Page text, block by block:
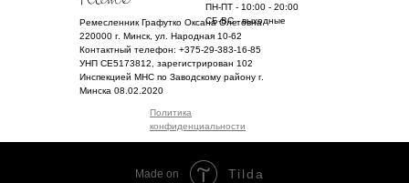
Политика
конфиденциальности
ПН-ПТ - 10:00 - 20:00
СБ-ВС - выходные
Ремесленник Графутко Оксана Олеговна
220000 г. Минск, ул. Народная 10-62
Контактный телефон: +375-29-383-16-85
УНП CE5173812, зарегистрирован 102
Инспекцией МНС по Заводскому району г.
Минска 08.02.2020
Made on Tilda